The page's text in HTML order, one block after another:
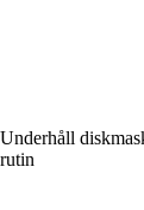
Underhåll
rutin